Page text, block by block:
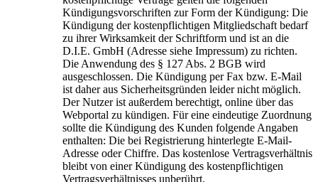
Kündigungsvorschriften zur Form der Kündigung: Die
Kündigung der kostenpflichtigen Mitgliedschaft bedarf
zu ihrer Wirksamkeit der Schriftform und ist an die
D.I.E. GmbH (Adresse siehe Impressum) zu richten.
Die Anwendung des § 127 Abs. 2 BGB wird
ausgeschlossen. Die Kündigung per Fax bzw. E-Mail
ist daher aus Sicherheitsgründen leider nicht möglich.
Der Nutzer ist außerdem berechtigt, online über das
Webportal zu kündigen. Für eine eindeutige Zuordnung
sollte die Kündigung des Kunden folgende Angaben
enthalten: Die bei Registrierung hinterlegte E-Mail-
Adresse oder Chiffre. Das kostenlose Vertragsverhältnis
bleibt von einer Kündigung des kostenpflichtigen
Vertragsverhältnisses unberührt.